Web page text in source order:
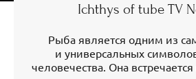
Ichthys of tube TV
Рыба является одним из
и универсальных
человечества. Она